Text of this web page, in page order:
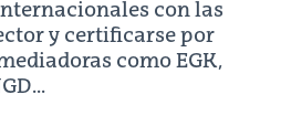
con las
y certificarse por
como EGK,